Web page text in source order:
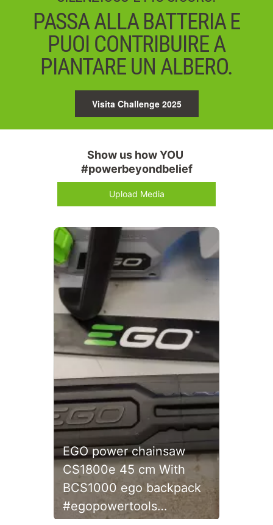
PASSA ALLA BATTERIA E
PUOI CONTRIBUIRE A
PIANTARE UN ALBERO.
Visita Challenge 2025
Show us how YOU
#powerbeyondbelief
Upload Media
Media Carousel
Carousel with product photos. Use the previous and next
EGO power chainsaw
CS1800e 45 cm With
BCS1000 ego backpack
#egopowertools